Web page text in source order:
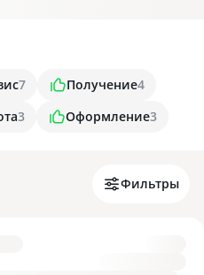
7 Получение4
3 Оформление3
Фильтры